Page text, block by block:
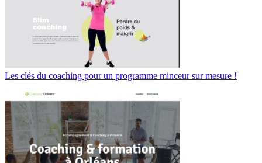
Les clés du coaching pour un programme minceur sur mesure !